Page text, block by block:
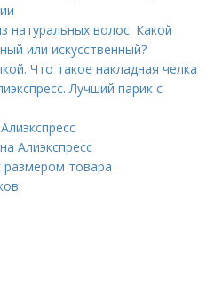
натуральных волос. Какой
или искусственный?
Что такое накладная челка
Лучший парик с
Алиэкспресс
размером товара